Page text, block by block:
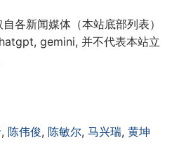
各新闻媒体（本站底部列表）
gemini, 并不代表本站立
, 陈伟俊, 陈敏尔, 马兴瑞, 黄坤